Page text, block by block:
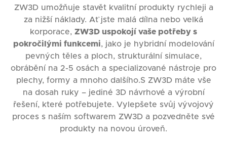
ZW3D umožňuje stavět kvalitní produkty rychleji a
za nižší náklady. Ať jste malá dílna nebo velká
korporace, ZW3D uspokojí vaše potřeby s
pokročilými funkcemi, jako je hybridní modelování
pevných těles a ploch, strukturální simulace,
obrábění na 2-5 osách a specializované nástroje pro
plechy, formy a mnoho dalšího.S ZW3D máte vše
na dosah ruky – jediné 3D návrhové a výrobní
řešení, které potřebujete. Vylepšete svůj vývojový
proces s naším softwarem ZW3D a pozvedněte své
produkty na novou úroveň.